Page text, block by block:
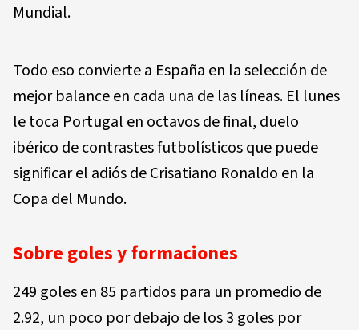
Mundial.
Todo eso convierte a España en la selección de
mejor balance en cada una de las líneas. El lunes
le toca Portugal en octavos de final, duelo
ibérico de contrastes futbolísticos que puede
significar el adiós de Crisatiano Ronaldo en la
Copa del Mundo.
Sobre goles y formaciones
249 goles en 85 partidos para un promedio de
2.92, un poco por debajo de los 3 goles por